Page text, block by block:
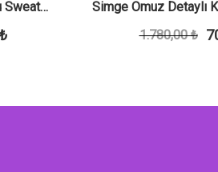
Sweat
Simge Omuz Detaylı
Bej
1.780,00 ₺